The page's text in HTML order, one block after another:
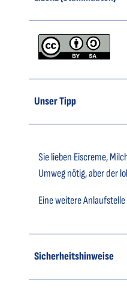
Unser Tipp
Sie lieben Eiscreme,
Umweg nötig, aber der
Eine weitere
Sicherheitshinweise